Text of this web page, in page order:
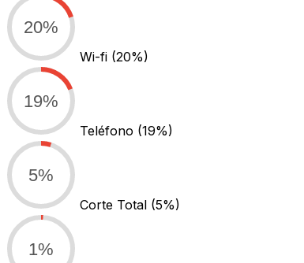
20%
Wi-fi (20%)
19%
Teléfono (19%)
5%
Corte Total (5%)
1%